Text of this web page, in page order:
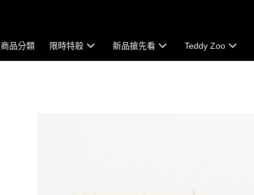
商品分類 限時特殺 新品搶先看 Teddy Zoo